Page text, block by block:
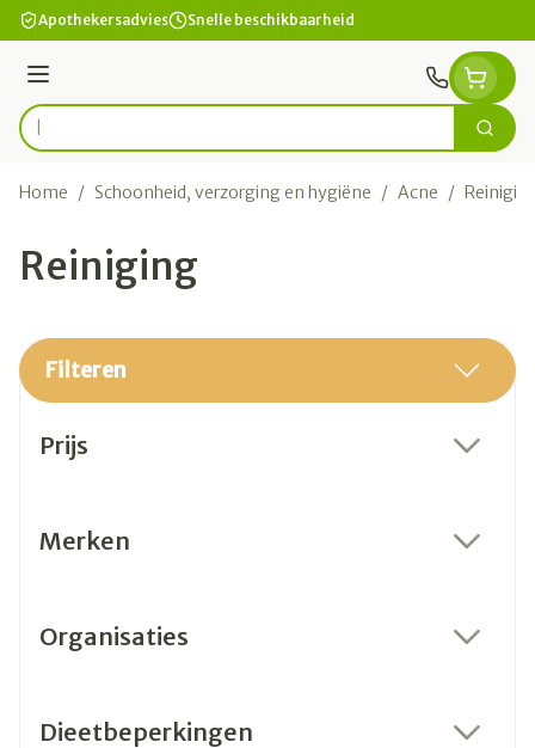
Ga naar de inhoud
Apothekersadvies Snelle beschikbaarheid
Menu
Product, merk, categorie... Zoek
Home / Schoonheid, verzorging en hygiëne / Acne /
Reiniging
Filteren
Prijs
Merken
Organisaties
Dieetbeperkingen